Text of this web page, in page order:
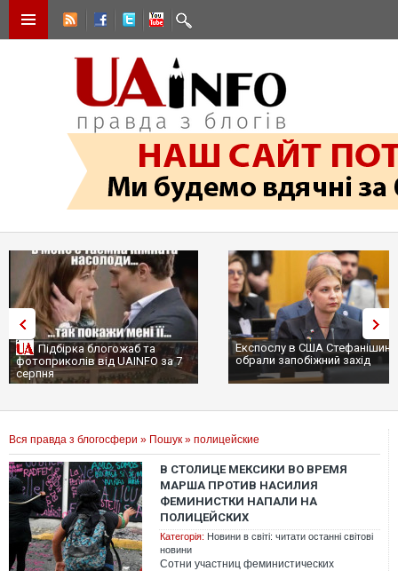
Підбірка блогожаб та
фотоприколів від UAINFO за 7
серпня
Експослу в США
обрали запобіжний захід
Вся правда з блогосфери » Пошук » полицейские
В СТОЛИЦЕ МЕКСИКИ ВО ВРЕМЯ
МАРША ПРОТИВ НАСИЛИЯ
ФЕМИНИСТКИ НАПАЛИ НА
ПОЛИЦЕЙСКИХ
Категорія: Новини в світі: читати останні світові
новини
Сотни участниц феминистических